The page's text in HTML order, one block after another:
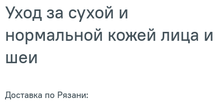
Уход за сухой и
нормальной кожей лица и
шеи
Доставка по Рязани: